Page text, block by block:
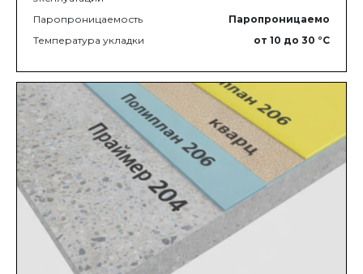
Паропроницаемость
Паропроницаемо
Температура укладки
от 10 до 30 °C